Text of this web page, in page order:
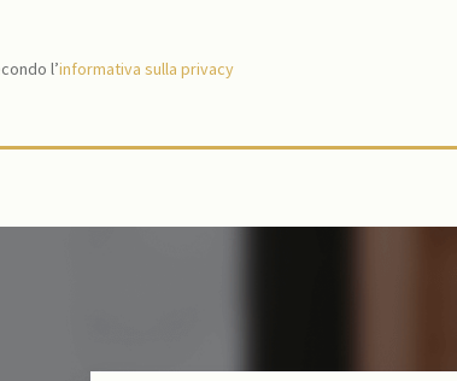
l’informativa sulla privacy